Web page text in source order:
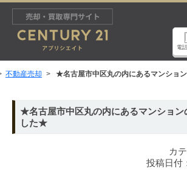
電
不動産売却 ★名古屋市中区丸の内にあるマンショ
★名古屋市中区丸の内にあるマンション
した★
カ
投稿日付